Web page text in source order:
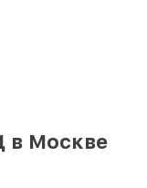
в Москве